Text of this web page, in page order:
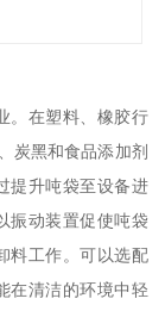
。在塑料、橡胶行
炭黑和食品添加剂
提升吨袋至设备进
振动装置促使吨袋
料工作。可以选配
在清洁的环境中轻